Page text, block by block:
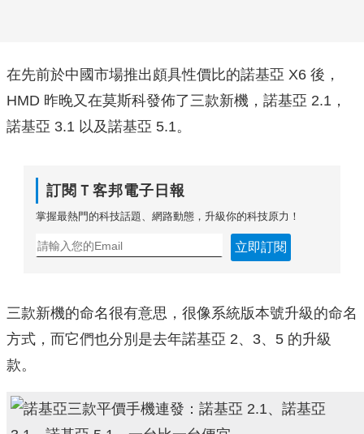
在先前於中國市場推出頗具性價比的諾基亞 X6 後，
HMD 昨晚又在莫斯科發佈了三款新機，諾基亞 2.1，
諾基亞 3.1 以及諾基亞 5.1。
訂閱Ｔ客邦電子日報
掌握最熱門的科技話題、網路動態，升級你的科技原力！
立即訂閱
三款新機的命名很有意思，很像系統版本號升級的命名
方式，而它們也分別是去年諾基亞 2、3、5 的升級
款。